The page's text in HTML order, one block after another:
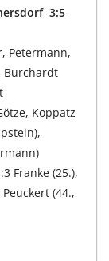
3:5
Petermann,
Burchardt
Koppatz
Franke (25.),
(44.,